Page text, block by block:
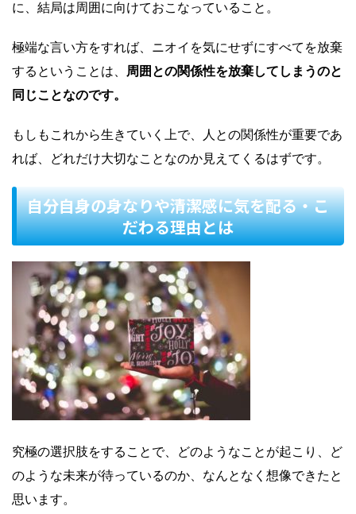
に、結局は周囲に向けておこなっていること。
極端な言い方をすれば、ニオイを気にせずにすべてを放棄
するということは、
周囲との関係性を放棄してしまうのと
同じことなのです。
もしもこれから生きていく上で、人との関係性が重要であ
れば、どれだけ大切なことなのか見えてくるはずです。
自分自身の身なりや清潔感に気を配る・こ
だわる理由とは
究極の選択肢をすることで、どのようなことが起こり、ど
のような未来が待っているのか、なんとなく想像できたと
思います。